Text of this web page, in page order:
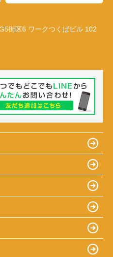
街区6 ワークつくばビル 102